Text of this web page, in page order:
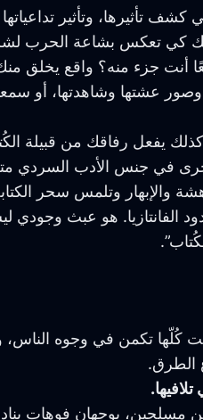
تأثيرها، وتأثير
كي تعكس بشاعة الحرب
جزء منه؟ واقع يخلق
عشتها وشاهدتها، أو
يفعل رفاقك من قبيلة
في جنس الأدب
والإبهار وتلمس سحر الكتابة
الفانتازيا. هو عبث وجودي
تكمن في وجوه الناس،
الطرق.
مسلحين، يوجهان فوهات